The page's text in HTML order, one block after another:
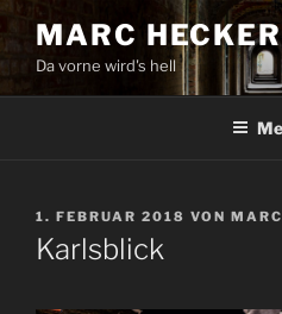
Zum
Inhalt
springen
MARC
Da vorne wird's hell
VERÖFFENTLICHT
AM
1. FEBRUAR 2018 VON
Karlsblick